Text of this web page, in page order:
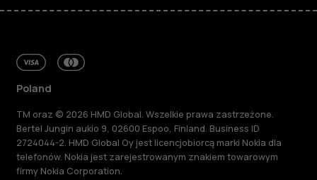
Poland
TM oraz © 2026 HMD Global. Wszelkie prawa zastrzeżone.
Bertel Jungin aukio 9, 02600 Espoo, Finland. Business ID
2724044-2. HMD Global Oy jest licencjobiorcą marki Nokia dla
telefonów. Nokia jest zarejestrowanym znakiem towarowym
firmy Nokia Corporation.